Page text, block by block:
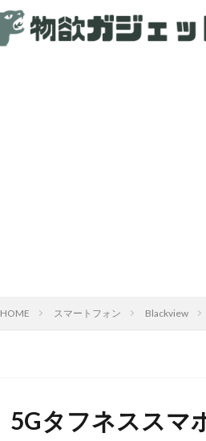
HOME スマートフォン Blackview
5Gタフネススマ